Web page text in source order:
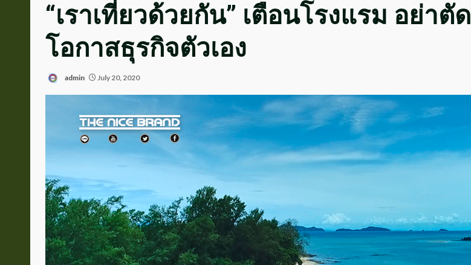
“เราเที่ยวด้วยกัน” เตือนโรงแรม อย่าตัด
โอกาสธุรกิจตัวเอง
admin July 20, 2020